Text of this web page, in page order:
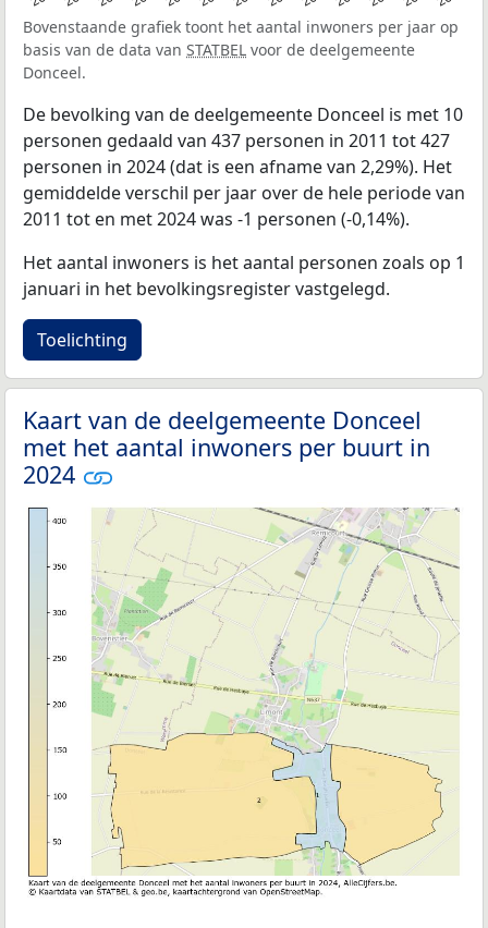
Bovenstaande grafiek toont het aantal inwoners per jaar op
basis van de data van STATBEL voor de deelgemeente
Donceel.
De bevolking van de deelgemeente Donceel is met 10
personen gedaald van 437 personen in 2011 tot 427
personen in 2024 (dat is een afname van 2,29%). Het
gemiddelde verschil per jaar over de hele periode van
2011 tot en met 2024 was -1 personen (-0,14%).
Het aantal inwoners is het aantal personen zoals op 1
januari in het bevolkingsregister vastgelegd.
Toelichting
Kaart van de deelgemeente Donceel
met het aantal inwoners per buurt in
2024